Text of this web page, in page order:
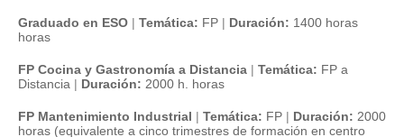
Graduado en ESO | Temática: FP | Duración: 1400 horas
horas
FP Cocina y Gastronomía a Distancia | Temática: FP a
Distancia | Duración: 2000 h. horas
FP Mantenimiento Industrial | Temática: FP | Duración: 2000
horas (equivalente a cinco trimestres de formación en centro